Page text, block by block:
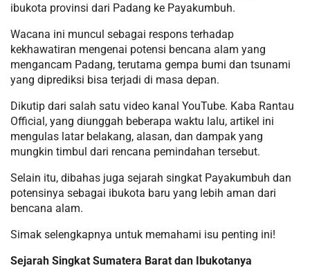
ibukota provinsi dari Padang ke Payakumbuh.
Wacana ini muncul sebagai respons terhadap
kekhawatiran mengenai potensi bencana alam yang
mengancam Padang, terutama gempa bumi dan tsunami
yang diprediksi bisa terjadi di masa depan.
Dikutip dari salah satu video kanal YouTube. Kaba Rantau
Official, yang diunggah beberapa waktu lalu, artikel ini
mengulas latar belakang, alasan, dan dampak yang
mungkin timbul dari rencana pemindahan tersebut.
Selain itu, dibahas juga sejarah singkat Payakumbuh dan
potensinya sebagai ibukota baru yang lebih aman dari
bencana alam.
Simak selengkapnya untuk memahami isu penting ini!
Sejarah Singkat Sumatera Barat dan Ibukotanya